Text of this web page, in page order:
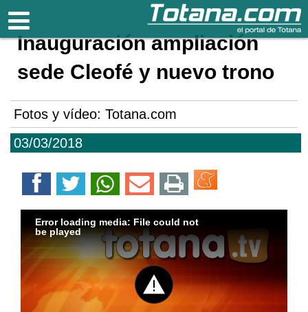
Totana.com
03/03/2018
Inauguración ampliación
sede Cleofé y nuevo trono
Fotos y vídeo: Totana.com
Error loading media: File could not
be played